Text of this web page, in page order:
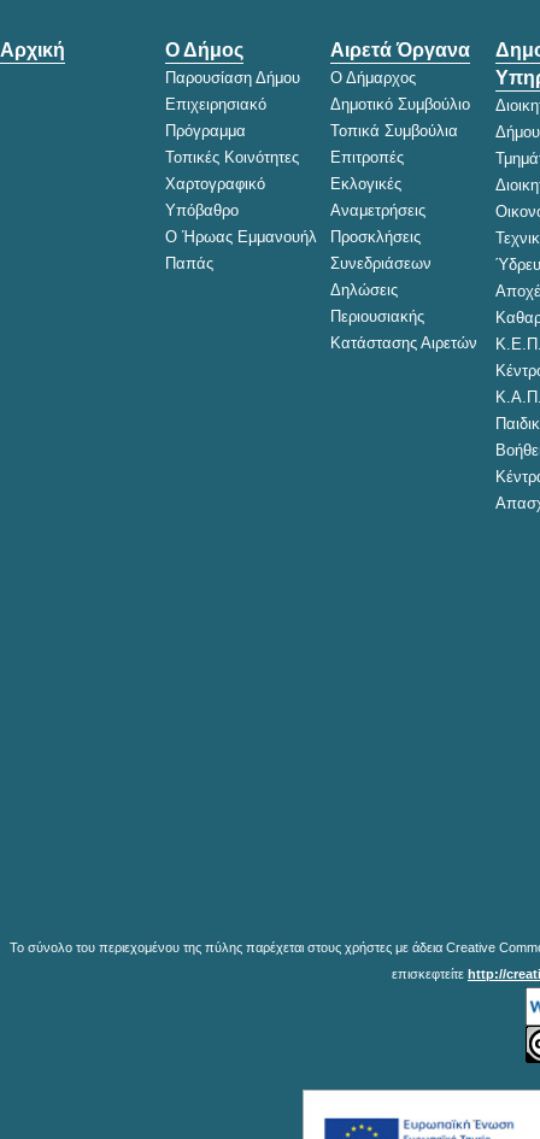
Αρχική Ο Δήμος
Παρουσίαση Δήμου
Επιχειρησιακό
Πρόγραμμα
Τοπικές Κοινότητες
Χαρτογραφικό
Υπόβαθρο
Ο Ήρωας Εμμανουήλ
Παπάς
Αιρετά Όργανα
Ο Δήμαρχος
Δημοτικό Συμβούλιο
Τοπικά Συμβούλια
Επιτροπές
Εκλογικές
Αναμετρήσεις
Προσκλήσεις
Συνεδριάσεων
Δηλώσεις
Περιουσιακής
Κατάστασης Αιρετών
Δήμου
Το σύνολο του περιεχομένου της πύλης παρέχεται στους χρήστες με άδεια Creative
επισκεφτείτε http://